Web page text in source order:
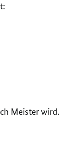
Meister wird.